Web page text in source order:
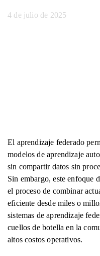
4 de julio de 2025
El aprendizaje federado
modelos de aprendizaje
sin compartir datos sin
Sin embargo, este enfoque
el proceso de combinar
eficiente desde miles o
sistemas de aprendizaje
cuellos de botella en la
altos costos operativos.